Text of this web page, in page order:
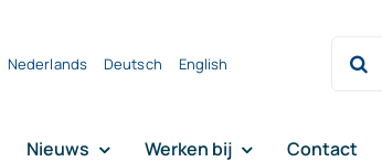
Nederlands Deutsch English
Zoeken
naar:
Nieuws Werken bij Contact